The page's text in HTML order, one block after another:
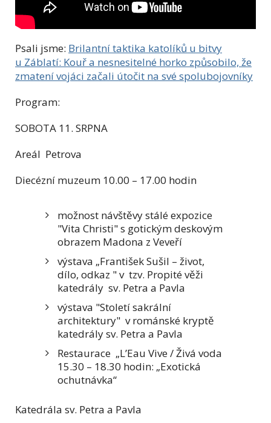
Psali jsme: Brilantní taktika katolíků u bitvy
u Záblatí: Kouř a nesnesitelné horko způsobilo, že
zmatení vojáci začali útočit na své spolubojovníky
Program:
SOBOTA 11. SRPNA
Areál Petrova
Diecézní muzeum 10.00 – 17.00 hodin
možnost návštěvy stálé expozice
"Vita Christi" s gotickým deskovým
obrazem Madona z Veveří
výstava „František Sušil – život,
dílo, odkaz " v tzv. Propité věži
katedrály sv. Petra a Pavla
výstava "Století sakrální
architektury" v románské kryptě
katedrály sv. Petra a Pavla
Restaurace „L’Eau Vive / Živá voda
15.30 – 18.30 hodin: „Exotická
ochutnávka“
Katedrála sv. Petra a Pavla